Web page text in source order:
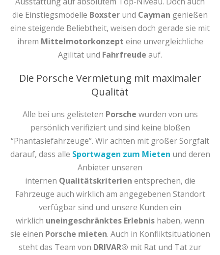
die Einstiegsmodelle Boxster und Cayman genießen
eine steigende Beliebtheit, weisen doch gerade sie mit
ihrem Mittelmotorkonzept eine unvergleichliche
Agilität und Fahrfreude auf.
Die Porsche Vermietung mit maximaler
Qualität
Alle bei uns gelisteten Porsche wurden von uns
persönlich verifiziert und sind keine bloßen
“Phantasiefahrzeuge”. Wir achten mit großer Sorgfalt
darauf, dass alle Sportwagen zum Mieten und deren
Anbieter unseren
internen Qualitätskriterien entsprechen, die
Fahrzeuge auch wirklich am angegebenen Standort
verfügbar sind und unsere Kunden ein
wirklich uneingeschränktes Erlebnis haben, wenn
sie einen Porsche mieten. Auch in Konfliktsituationen
steht das Team von DRIVAR® mit Rat und Tat zur